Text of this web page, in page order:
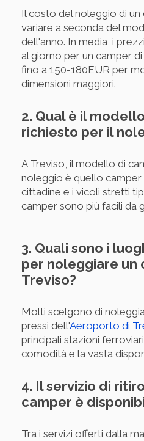
Il costo del noleggio di
variare a seconda del
dell'anno. In media, i
al giorno per un camper
fino a 150-180EUR per
dimensioni maggiori.
2. Qual è il
richiesto per il
A Treviso, il modello di
noleggio è quello camper
cittadine e i vicoli stretti
camper sono più facili da
3. Quali sono i
per noleggiare un
Treviso?
Molti scelgono di
pressi dell'Aeroporto di
principali stazioni
comodità e la vasta
4. Il servizio di
camper è
Tra i servizi offerti dalla